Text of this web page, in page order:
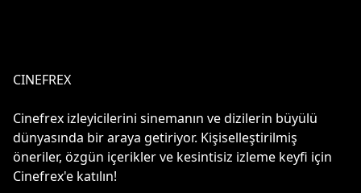
CINEFREX
Cinefrex izleyicilerini sinemanın ve dizilerin büyülü
dünyasında bir araya getiriyor. Kişiselleştirilmiş
öneriler, özgün içerikler ve kesintisiz izleme keyfi için
Cinefrex'e katılın!